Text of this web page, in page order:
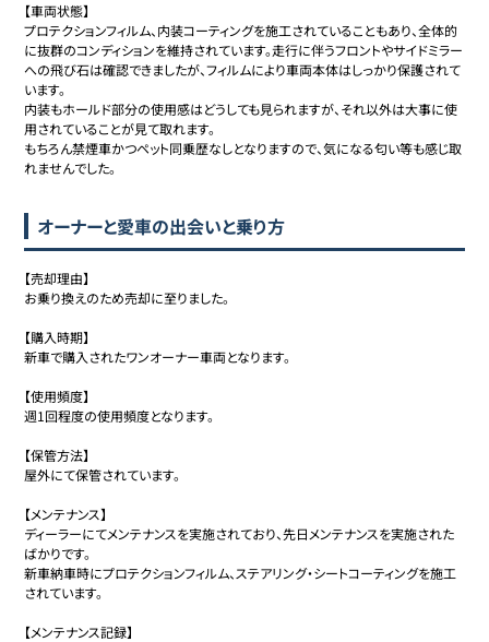
【車両状態】
プロテクションフィルム、内装コーティングを施工されていることもあり、全体的
に抜群のコンディションを維持されています。走行に伴うフロントやサイドミラー
への飛び石は確認できましたが、フィルムにより車両本体はしっかり保護されて
います。
内装もホールド部分の使用感はどうしても見られますが、それ以外は大事に使
用されていることが見て取れます。
もちろん禁煙車かつペット同乗歴なしとなりますので、気になる匂い等も感じ取
れませんでした。
オーナーと愛車の出会いと乗り方
【売却理由】
お乗り換えのため売却に至りました。
【購入時期】
新車で購入されたワンオーナー車両となります。
【使用頻度】
週1回程度の使用頻度となります。
【保管方法】
屋外にて保管されています。
【メンテナンス】
ディーラーにてメンテナンスを実施されており、先日メンテナンスを実施された
ばかりです。
新車納車時にプロテクションフィルム、ステアリング・シートコーティングを施工
されています。
【メンテナンス記録】